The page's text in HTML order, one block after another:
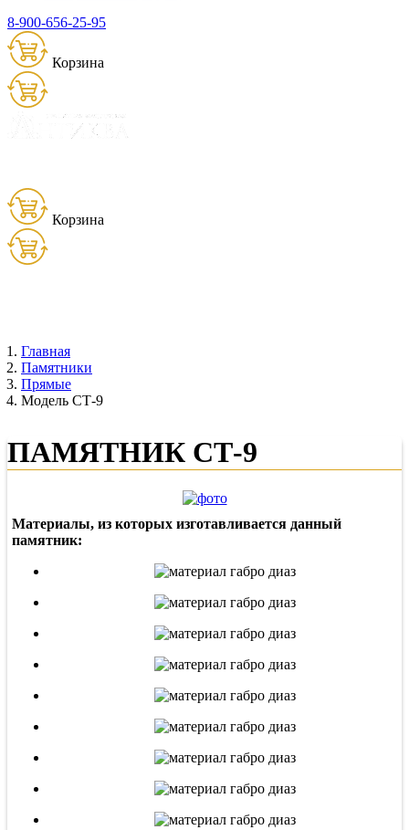
8-900-656-25-95
Корзина
Корзина
Главная
Памятники
Прямые
Модель СТ-9
ПАМЯТНИК СТ-9
Материалы, из которых изготавливается данный
памятник: